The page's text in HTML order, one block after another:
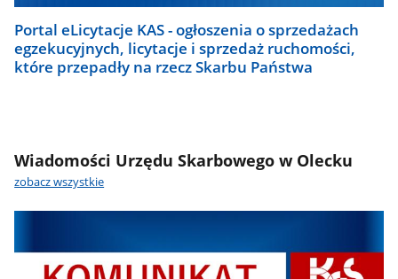
Portal eLicytacje KAS - ogłoszenia o sprzedażach
egzekucyjnych, licytacje i sprzedaż ruchomości,
które przepadły na rzecz Skarbu Państwa
Wiadomości Urzędu Skarbowego w Olecku
zobacz wszystkie